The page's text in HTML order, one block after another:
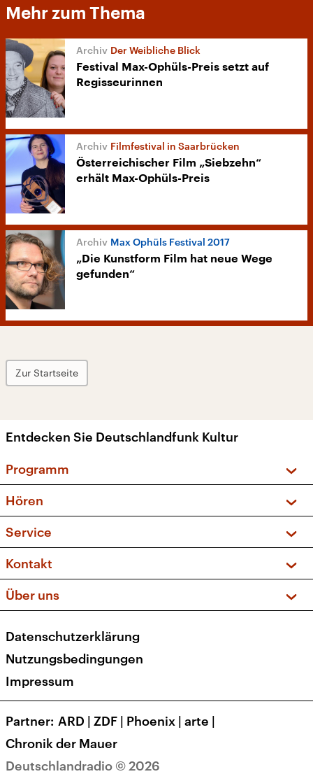
Mehr zum Thema
Der Weibliche Blick
Festival Max-Ophüls-Preis setzt auf
Regisseurinnen
Filmfestival in Saarbrücken
Österreichischer Film „Siebzehn“
erhält Max-Ophüls-Preis
Max Ophüls Festival 2017
„Die Kunstform Film hat neue Wege
gefunden“
Zur Startseite
Entdecken Sie Deutschlandfunk Kultur
Programm
Sendungen und Podcasts
Musikliste
Kakadu – Das Kinderprogramm
Hören
Frequenzen (UKW + DAB+)
Service
FAQ
Apps
Newsletter
Veranstaltungen
Kontakt
Social Media
Über uns
Presse
Karriere
Transparenz
Deutschlandradio © 2026
Datenschutzerklärung
Nutzungsbedingungen
Impressum
Partner ARD | ZDF | Phoenix | arte |
Chronik der Mauer